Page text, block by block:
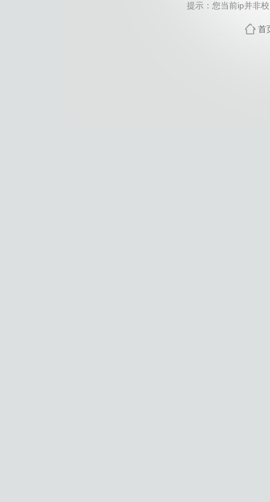
提示：您当前ip并非
首